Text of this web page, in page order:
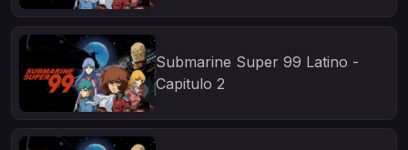
Submarine Super 99 Latino -
Capitulo 2